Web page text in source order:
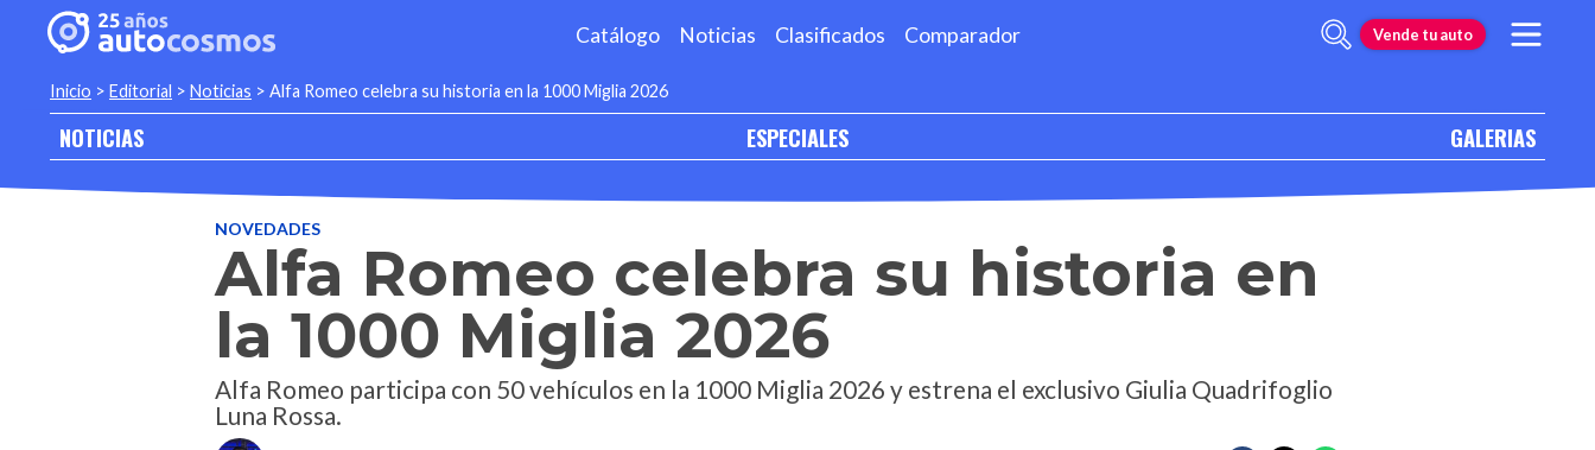
Catálogo Noticias Clasificados Comparador Vende tu auto
Inicio > Editorial > Noticias > Alfa Romeo celebra su historia en la 1000 Miglia 2026
NOTICIAS ESPECIALES GALERIAS
NOVEDADES
Alfa Romeo celebra su historia en
la 1000 Miglia 2026
Alfa Romeo participa con 50 vehículos en la 1000 Miglia 2026 y estrena el exclusivo Giulia Quadrifoglio
Luna Rossa.